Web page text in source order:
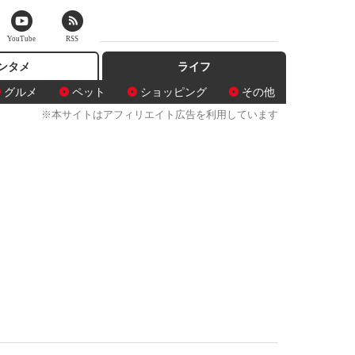
タメ
ライフ
グルメ
ペット ショッピング その他
※本サイトはアフィリエイト広告を利用しています
YouTube RSS